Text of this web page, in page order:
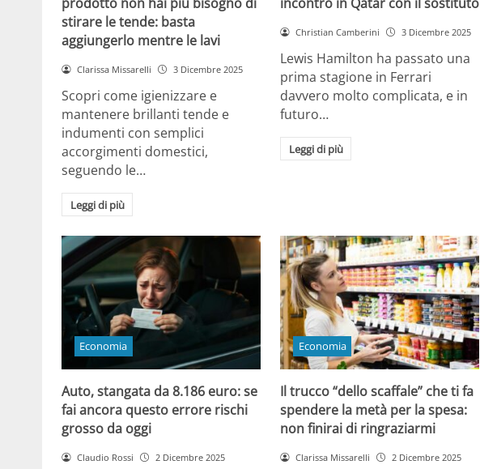
stirare le tende: basta
aggiungerlo mentre le lavi
Clarissa Missarelli 3 Dicembre 2025
Scopri come igienizzare e
mantenere brillanti tende e
indumenti con semplici
accorgimenti domestici,
seguendo le…
Leggi di più
Christian Camberini 3 Dicembre 2025
Lewis Hamilton ha passato una
prima stagione in Ferrari
davvero molto complicata, e in
futuro…
Leggi di più
Economia
Auto, stangata da 8.186 euro: se
fai ancora questo errore rischi
grosso da oggi
Claudio Rossi 2 Dicembre 2025
Economia
Il trucco “dello scaffale” che ti fa
spendere la metà per la spesa:
non finirai di ringraziarmi
Clarissa Missarelli 2 Dicembre 2025